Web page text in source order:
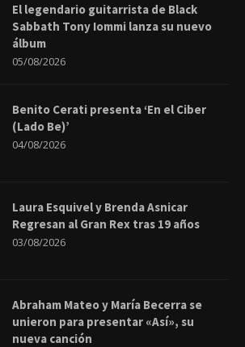
El legendario guitarrista de Black
Sabbath Tony Iommi lanza su nuevo
álbum
05/08/2026
Benito Cerati presenta ‘En el Ciber
(Lado Be)’
04/08/2026
Laura Esquivel y Brenda Asnicar
Regresan al Gran Rex tras 19 años
03/08/2026
Abraham Mateo y María Becerra se
unieron para presentar «Así», su
nueva canción